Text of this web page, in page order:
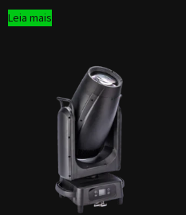
Leia mais